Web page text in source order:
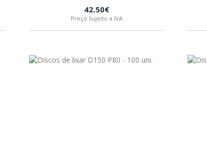
42.50€
Preço Sujeito a IVA